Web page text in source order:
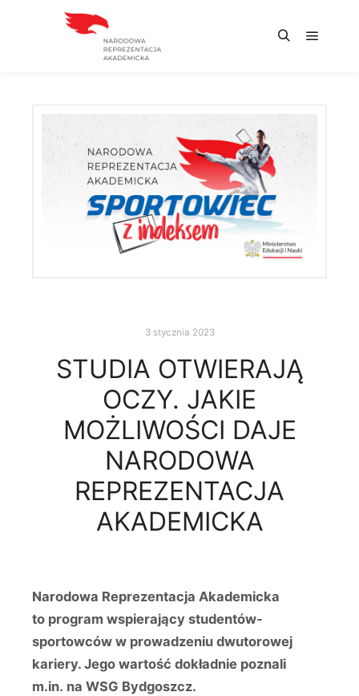
3 stycznia 2023
STUDIA OTWIERAJĄ
OCZY. JAKIE
MOŻLIWOŚCI DAJE
NARODOWA
REPREZENTACJA
AKADEMICKA
Narodowa Reprezentacja Akademicka
to program wspierający studentów-
sportowców w prowadzeniu dwutorowej
kariery. Jego wartość dokładnie poznali
m.in. na WSG Bydgoszcz.